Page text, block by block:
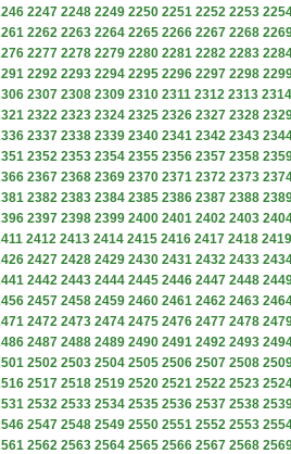
2247 2248 2249 2250 2251 2252 2253
2262 2263 2264 2265 2266 2267 2268
2277 2278 2279 2280 2281 2282 2283
2292 2293 2294 2295 2296 2297 2298
2307 2308 2309 2310 2311 2312 2313 2314
2322 2323 2324 2325 2326 2327 2328
2337 2338 2339 2340 2341 2342 2343
2352 2353 2354 2355 2356 2357 2358
2367 2368 2369 2370 2371 2372 2373
2382 2383 2384 2385 2386 2387 2388
2397 2398 2399 2400 2401 2402 2403
2412 2413 2414 2415 2416 2417 2418 2419
2427 2428 2429 2430 2431 2432 2433
2442 2443 2444 2445 2446 2447 2448
2457 2458 2459 2460 2461 2462 2463
2472 2473 2474 2475 2476 2477 2478
2487 2488 2489 2490 2491 2492 2493
2502 2503 2504 2505 2506 2507 2508
2517 2518 2519 2520 2521 2522 2523
2532 2533 2534 2535 2536 2537 2538
2547 2548 2549 2550 2551 2552 2553
2562 2563 2564 2565 2566 2567 2568